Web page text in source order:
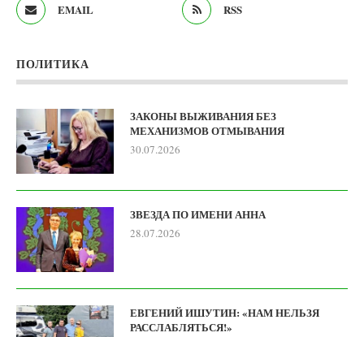
EMAIL RSS
ПОЛИТИКА
ЗАКОНЫ ВЫЖИВАНИЯ БЕЗ
МЕХАНИЗМОВ ОТМЫВАНИЯ
30.07.2026
ЗВЕЗДА ПО ИМЕНИ АННА
28.07.2026
ЕВГЕНИЙ ИШУТИН: «НАМ НЕЛЬЗЯ
РАССЛАБЛЯТЬСЯ!»